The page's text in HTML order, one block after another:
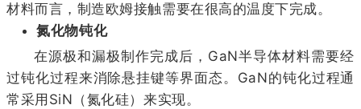
材料而言，制造欧姆接触需要在很高的温度下完成。
氮化物钝化
在源极和漏极制作完成后，GaN半导体材料需要经
过钝化过程来消除悬挂键等界面态。GaN的钝化过程通
常采用SiN（氮化硅）来实现。